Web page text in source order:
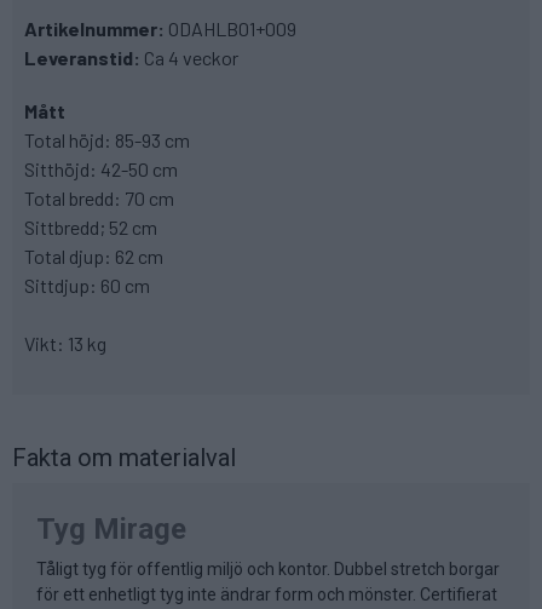
Artikelnummer: ODAHLB01+009
Leveranstid: Ca 4 veckor
Mått
Total höjd: 85-93 cm
Sitthöjd: 42-50 cm
Total bredd: 70 cm
Sittbredd; 52 cm
Total djup: 62 cm
Sittdjup: 60 cm
Vikt: 13 kg
Fakta om materialval
Tyg Mirage
Tåligt tyg för offentlig miljö och kontor. Dubbel stretch borgar
för ett enhetligt tyg inte ändrar form och mönster. Certifierat